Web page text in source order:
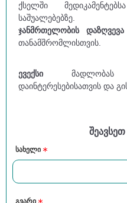
ქსელში
საშუალებებზე.
ჯანმრთელობის დაზღვევა
თანამშრომლისთვის.
ევექსი მადლობას
დაინტერესებისათვის და
სახელი
გვარი